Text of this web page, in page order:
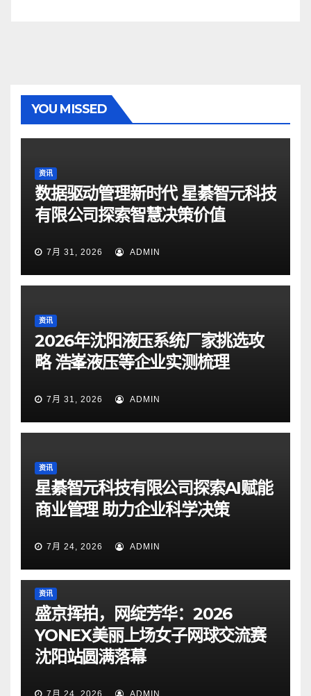
YOU MISSED
资讯
数据驱动管理新时代 星綦智元科技
有限公司探索智慧决策价值
7月 31, 2026 ADMIN
资讯
2026年沈阳液压系统厂家挑选攻
略 浩峯液压等企业实测梳理
7月 31, 2026 ADMIN
资讯
星綦智元科技有限公司探索AI赋能
商业管理 助力企业科学决策
7月 24, 2026 ADMIN
资讯
盛京挥拍，网绽芳华：2026
YONEX美丽上场女子网球交流赛
沈阳站圆满落幕